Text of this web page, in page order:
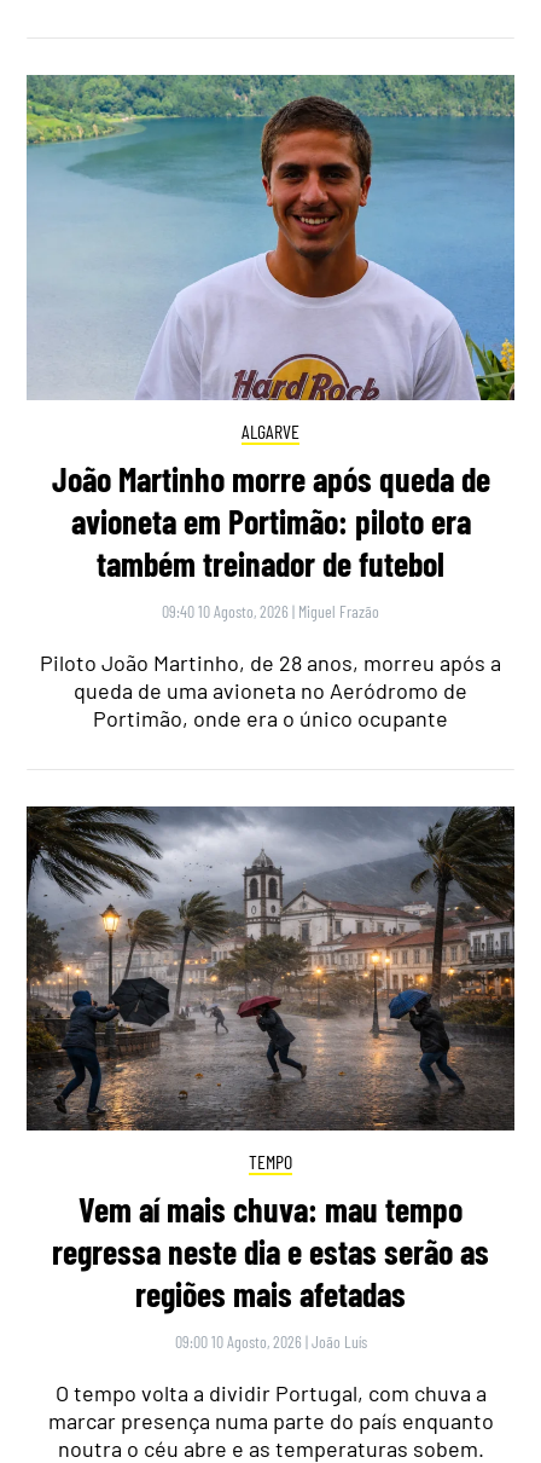
ALGARVE
João Martinho morre após queda de
avioneta em Portimão: piloto era
também treinador de futebol
09:40 10 Agosto, 2026 | Miguel Frazão
Piloto João Martinho, de 28 anos, morreu após a
queda de uma avioneta no Aeródromo de
Portimão, onde era o único ocupante
TEMPO
Vem aí mais chuva: mau tempo
regressa neste dia e estas serão as
regiões mais afetadas
09:00 10 Agosto, 2026 |João Luís
O tempo volta a dividir Portugal, com chuva a
marcar presença numa parte do país enquanto
noutra o céu abre e as temperaturas sobem.